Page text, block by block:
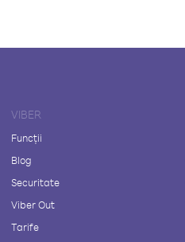
VIBER
Funcții
Blog
Securitate
Viber Out
Tarife